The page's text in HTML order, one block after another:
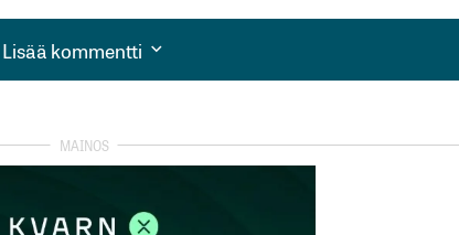
Lisää kommentti
Lisää kommentti